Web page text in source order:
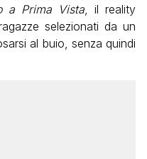
a Prima Vista , il reality
selezionati da un
al buio, senza quindi